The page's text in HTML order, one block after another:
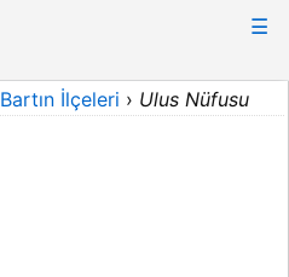
☰
Bartın İlçeleri › Ulus Nüfusu